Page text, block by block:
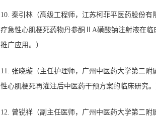
10. 秦引林（高级工程师， 江苏柯菲平医药股份有
疗急性心肌梗死药物丹参酮
ⅡA磺酸钠注射液在
推广应用。 ）
11. 张晓璇（主任护理师 ，广州中医药大学第二附
性心肌梗死再灌注后中医药干预方案的临床研究。
12. 曾锐祥（副主任医师，广州中医药大学第二附